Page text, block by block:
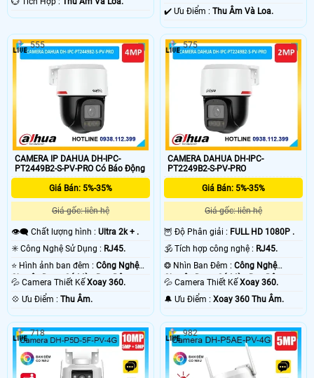
️✔️ Ưu Điểm :Thu Âm Và Loa.
CAMERA IP DAHUA DH-IPC-
PT2449B2-S-PV-PRO Có Báo Động
Giá Bán: 5%-35%
Giá gốc: liên hệ
👁️‍🗨 Chất lượng hình : Ultra 2k + .
✳️ Công Nghệ Sử Dụng : RJ45.
⭐ Hình ảnh ban đêm : Công Nghệ
Chuyên Dụng Có Màu Ban Ðêm.
💦 Camera Thiết Kế Xoay 360.
️💠 Ưu Điểm : Thu Âm.
555
CAMERA DAHUA DH-IPC-
PT2249B2-S-PV-PRO
Giá Bán: 5%-35%
Giá gốc: liên hệ
🦉 Độ Phân giải : FULL HD 1080P .
🕉️ Tích hợp công nghệ : RJ45.
❂ Nhìn Ban Đêm :Công Nghệ
Chuyên Dụng Có Màu Ban Ðêm.
💦 Camera Thiết KếXoay 360.
️🔔 Ưu Điểm :Xoay 360 Thu Âm.
575
718 982